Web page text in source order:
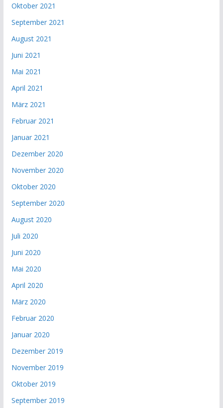
Oktober 2021
September 2021
August 2021
Juni 2021
Mai 2021
April 2021
März 2021
Februar 2021
Januar 2021
Dezember 2020
November 2020
Oktober 2020
September 2020
August 2020
Juli 2020
Juni 2020
Mai 2020
April 2020
März 2020
Februar 2020
Januar 2020
Dezember 2019
November 2019
Oktober 2019
September 2019